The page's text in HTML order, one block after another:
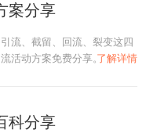
案分享
流、截留、回流、裂变这四
活动方案免费分享。了解详情
科分享